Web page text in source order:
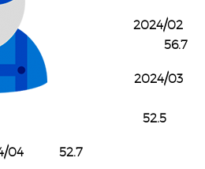
2024/02
56.7
2024/03
52.5
04 52.7